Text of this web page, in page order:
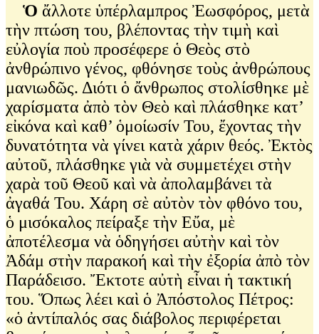
Ὁ ἄλλοτε ὑπέρλαμπρος Ἐωσφόρος, μετὰ
τὴν πτώση του, βλέποντας τὴν τιμὴ καὶ
εὐλογία ποὺ προσέφερε ὁ Θεὸς στὸ
ἀνθρώπινο γένος, φθόνησε τοὺς ἀνθρώπους
μανιωδῶς. Διότι ὁ ἄνθρωπος στολίσθηκε μὲ
χαρίσματα ἀπὸ τὸν Θεὸ καὶ πλάσθηκε κατ’
εἰκόνα καὶ καθ’ ὁμοίωσίν Του, ἔχοντας τὴν
δυνατότητα νὰ γίνει κατὰ χάριν θεός. Ἐκτὸς
αὐτοῦ, πλάσθηκε γιὰ νὰ συμμετέχει στὴν
χαρὰ τοῦ Θεοῦ καὶ νὰ ἀπολαμβάνει τὰ
ἀγαθά Του. Χάρη σὲ αὐτὸν τὸν φθόνο του,
ὁ μισόκαλος πείραξε τὴν Εὔα, μὲ
ἀποτέλεσμα νὰ ὁδηγήσει αὐτὴν καὶ τὸν
Ἀδάμ στὴν παρακοή καὶ τὴν ἐξορία ἀπὸ τὸν
Παράδεισο. Ἔκτοτε αὐτὴ εἶναι ἡ τακτική
του. Ὅπως λέει καὶ ὁ Ἀπόστολος Πέτρος:
«ὁ ἀντίπαλός σας διάβολος περιφέρεται